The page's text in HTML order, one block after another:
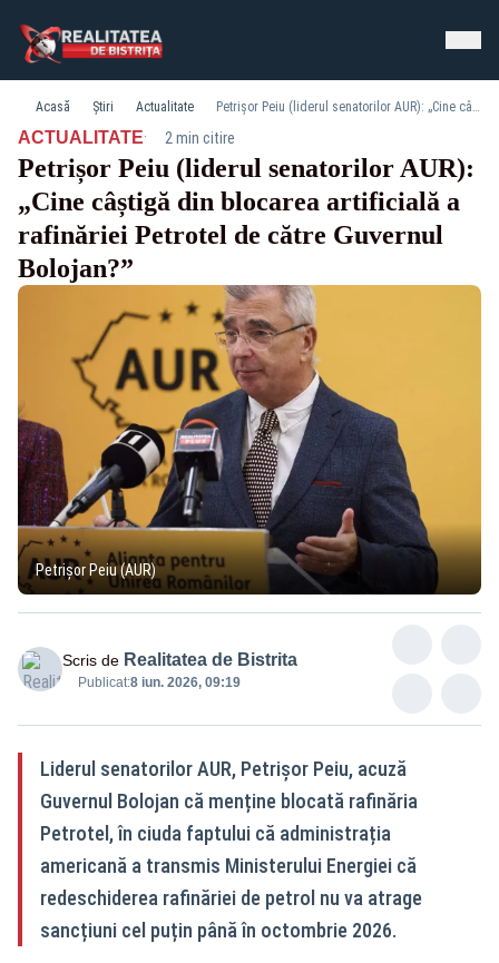
Acasă Știri Actualitate Petrișor Peiu (liderul senatorilor AUR): „Cine câștigă din blocarea artificială a rafinăriei Petrotel de către Guvernul Bolojan?”
ACTUALITATE· 2 min citire
Petrișor Peiu (liderul senatorilor AUR):
„Cine câștigă din blocarea artificială a
rafinăriei Petrotel de către Guvernul
Bolojan?”
Petrișor Peiu (AUR)
Scris de Realitatea de Bistrita
Publicat:8 iun. 2026, 09:19
Liderul senatorilor AUR, Petrișor Peiu, acuză
Guvernul Bolojan că menține blocată rafinăria
Petrotel, în ciuda faptului că administrația
americană a transmis Ministerului Energiei că
redeschiderea rafinăriei de petrol nu va atrage
sancțiuni cel puțin până în octombrie 2026.